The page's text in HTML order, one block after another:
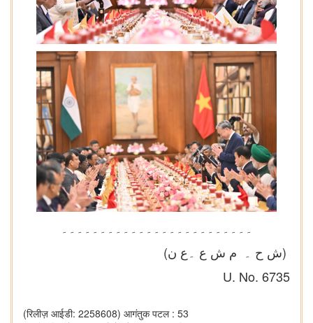
(ش ح ۔ م ش ع ۔ع ن)
U. No. 6735
(रिलीज़ आईडी: 2258608) आगंतुक पटल : 53